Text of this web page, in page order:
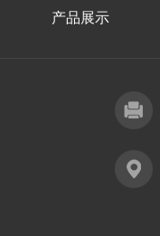
产品展示